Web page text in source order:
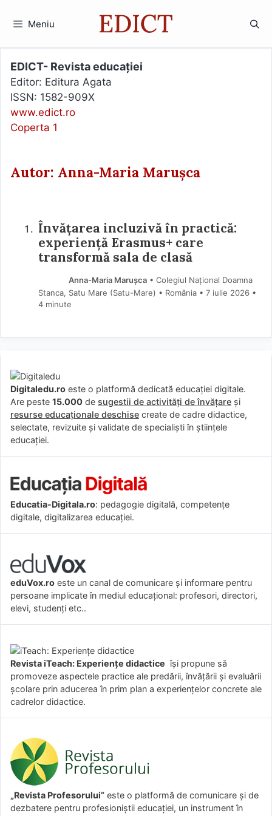
Meniu
EDICT- Revista educației
Editor: Editura Agata
ISSN: 1582-909X
www.edict.ro
Coperta 1
Autor: Anna-Maria Marușca
Învățarea incluzivă în practică:
experiență Erasmus+ care
transformă sala de clasă
Anna-Maria Marușca• Colegiul Național Doamna
Stanca, Satu Mare (Satu-Mare) • România
7 iulie 2026 •
4 minute
Digitaledu.ro este o platformă dedicată educației digitale.
Are peste 15.000 de sugestii de activități de învățare și
resurse educaționale deschise create de cadre didactice,
selectate, revizuite și validate de specialiști în științele
educației.
Educatia-Digitala.ro: pedagogie digitală, competențe
digitale, digitalizarea educației.
eduVox.ro este un canal de comunicare și informare pentru
persoane implicate în mediul educațional: profesori, directori,
elevi, studenți etc..
Revista iTeach: Experienţe didactice îşi propune să
promoveze aspectele practice ale predării, învăţării şi evaluării
şcolare prin aducerea în prim plan a experienţelor concrete ale
cadrelor didactice.
„Revista Profesorului” este o platformă de comunicare și de
dezbatere pentru profesioniștii educației, un instrument în